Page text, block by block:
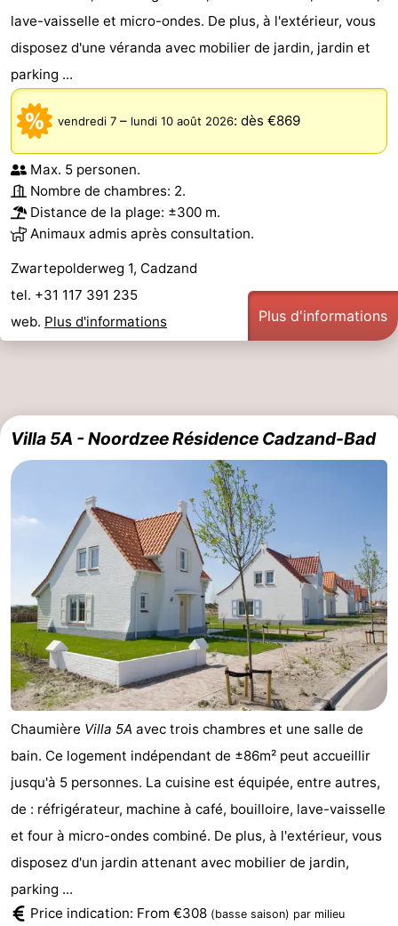
lave-vaisselle et micro-ondes. De plus, à l'extérieur, vous
disposez d'une véranda avec mobilier de jardin, jardin et
parking ...
vendredi 7 – lundi 10 août 2026: dès €869
Max. 5 personen.
Nombre de chambres: 2.
Distance de la plage: ±300 m.
Animaux admis après consultation.
Zwartepolderweg 1, Cadzand
tel. +31 117 391 235
web. Plus d'informations Plus d'informations
Villa 5A - Noordzee Résidence Cadzand-Bad
Chaumière Villa 5A avec trois chambres et une salle de
bain. Ce logement indépendant de ±86m² peut accueillir
jusqu'à 5 personnes. La cuisine est équipée, entre autres,
de : réfrigérateur, machine à café, bouilloire, lave-vaisselle
et four à micro-ondes combiné. De plus, à l'extérieur, vous
disposez d'un jardin attenant avec mobilier de jardin,
parking ...
Price indication: From €308 (basse saison) par milieu